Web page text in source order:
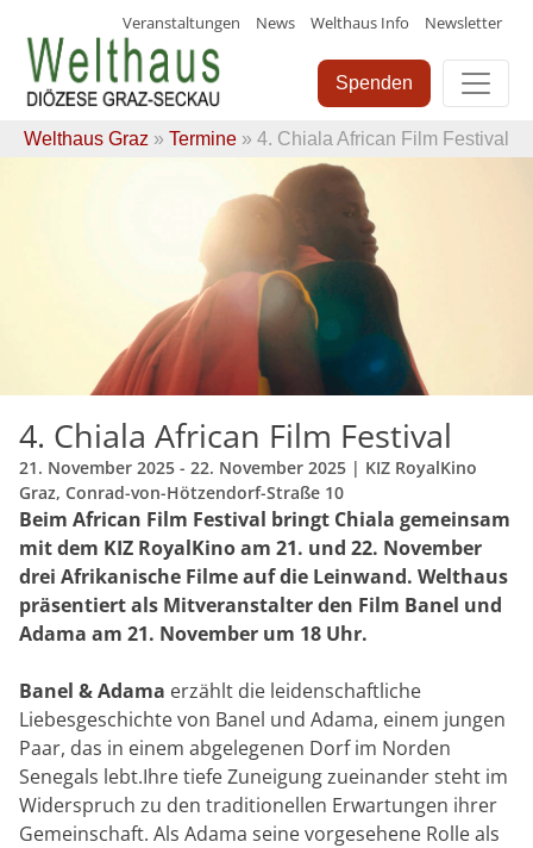
Skip
content
Veranstaltungen News Welthaus Info Newsletter
Spenden
Welthaus Graz » Termine » 4. Chiala African Film Festival
4. Chiala African Film Festival
21. November 2025 - 22. November 2025 | KIZ RoyalKino
Graz, Conrad-von-Hötzendorf-Straße 10
Beim African Film Festival bringt Chiala gemeinsam
mit dem KIZ RoyalKino am 21. und 22. November
drei Afrikanische Filme auf die Leinwand. Welthaus
präsentiert als Mitveranstalter den Film Banel und
Adama am 21. November um 18 Uhr.
Banel & Adama erzählt die leidenschaftliche
Liebesgeschichte von Banel und Adama, einem jungen
Paar, das in einem abgelegenen Dorf im Norden
Senegals lebt.Ihre tiefe Zuneigung zueinander steht im
Widerspruch zu den traditionellen Erwartungen ihrer
Gemeinschaft. Als Adama seine vorgesehene Rolle als